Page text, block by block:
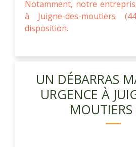
Notamment, notre
à Juigne-des-moutiers
disposition.
UN DÉBARRAS
URGENCE À